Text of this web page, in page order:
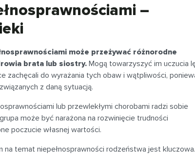
–
może przeżywać różnorodne
brata lub siostry. Mogą towarzyszyć im uczucia
zachęcali do wyrażania tych obaw i wątpliwości,
z daną sytuacją.
lub przewlekłymi chorobami radzi sobie
może być narażona na rozwinięcie trudności
poczucie własnej wartości.
temat niepełnosprawności rodzeństwa jest kluczowa.